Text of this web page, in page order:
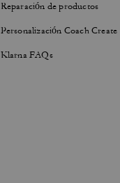
Reparación de productos
Personalización Coach Create
Klarna FAQs